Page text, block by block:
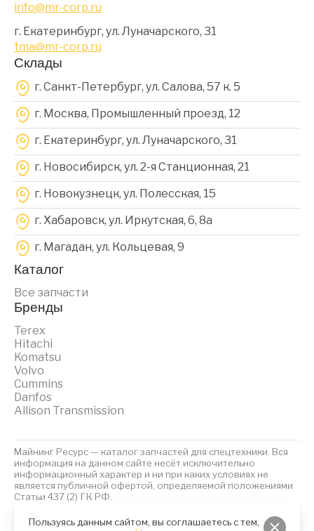
Пользуясь данным сайтом, вы соглашаетесь с тем,
info@mr-corp.ru
г. Екатеринбург, ул. Луначарского, 31
tma@mr-corp.ru
Склады
г. Санкт-Петербург, ул. Салова, 57 к. 5
г. Москва, Промышленный проезд, 12
г. Екатеринбург, ул. Луначарского, 31
г. Новосибирск, ул. 2-я Станционная, 21
г. Новокузнецк, ул. Полесская, 15
г. Хабаровск, ул. Иркутская, 6, 8a
г. Магадан, ул. Кольцевая, 9
Каталог
Все запчасти
Бренды
Terex
Hitachi
Komatsu
Volvo
Cummins
Danfos
Allison Transmission
Майнинг Ресурс — каталог запчастей для спецтехники. Вся
информация на данном сайте несёт исключительно
информационный характер и ни при каких условиях не
является публичной офертой, определяемой положениями
Статьи 437 (2) ГК РФ.
Политика обработки персональных данныхФайлы Cookies